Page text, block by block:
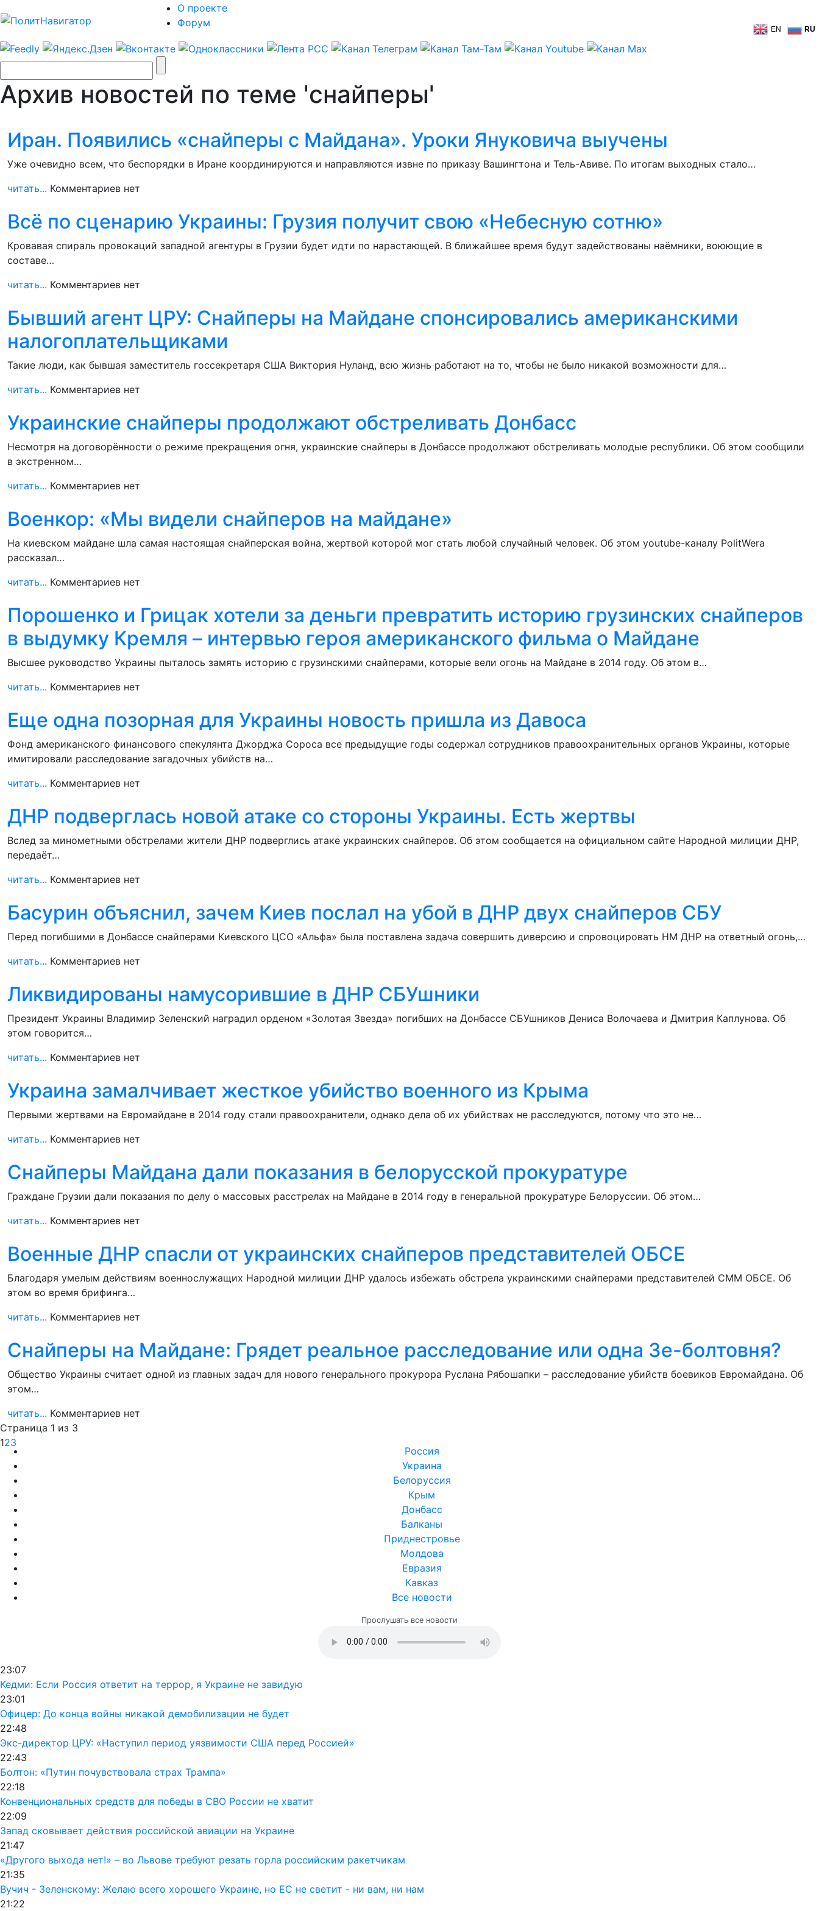
О проекте
Форум
EN RU
Архив новостей по теме 'снайперы'
Иран. Появились «снайперы с Майдана». Уроки Януковича выучены
Уже очевидно всем, что беспорядки в Иране координируются и направляются извне по приказу Вашингтона и Тель-Авиве. По итогам выходных стало…
читать... Комментариев нет
Всё по сценарию Украины: Грузия получит свою «Небесную сотню»
Кровавая спираль провокаций западной агентуры в Грузии будет идти по нарастающей. В ближайшее время будут задействованы наёмники, воюющие в
составе…
читать... Комментариев нет
Бывший агент ЦРУ: Снайперы на Майдане спонсировались американскими
налогоплательщиками
Такие люди, как бывшая заместитель госсекретаря США Виктория Нуланд, всю жизнь работают на то, чтобы не было никакой возможности для…
читать... Комментариев нет
Украинские снайперы продолжают обстреливать Донбасс
Несмотря на договорённости о режиме прекращения огня, украинские снайперы в Донбассе продолжают обстреливать молодые республики. Об этом сообщили
в экстренном…
читать... Комментариев нет
Военкор: «Мы видели снайперов на майдане»
На киевском майдане шла самая настоящая снайперская война, жертвой которой мог стать любой случайный человек. Об этом youtube-каналу PolitWera
рассказал…
читать... Комментариев нет
Порошенко и Грицак хотели за деньги превратить историю грузинских снайперов
в выдумку Кремля – интервью героя американского фильма о Майдане
Высшее руководство Украины пыталось замять историю с грузинскими снайперами, которые вели огонь на Майдане в 2014 году. Об этом в…
читать... Комментариев нет
Еще одна позорная для Украины новость пришла из Давоса
Фонд американского финансового спекулянта Джорджа Сороса все предыдущие годы содержал сотрудников правоохранительных органов Украины, которые
имитировали расследование загадочных убийств на…
читать... Комментариев нет
ДНР подверглась новой атаке со стороны Украины. Есть жертвы
Вслед за минометными обстрелами жители ДНР подверглись атаке украинских снайперов. Об этом сообщается на официальном сайте Народной милиции ДНР,
передаёт…
читать... Комментариев нет
Басурин объяснил, зачем Киев послал на убой в ДНР двух снайперов СБУ
Перед погибшими в Донбассе снайперами Киевского ЦСО «Альфа» была поставлена задача совершить диверсию и спровоцировать НМ ДНР на ответный огонь,…
читать... Комментариев нет
Ликвидированы намусорившие в ДНР СБУшники
Президент Украины Владимир Зеленский наградил орденом «Золотая Звезда» погибших на Донбассе СБУшников Дениса Волочаева и Дмитрия Каплунова. Об
этом говорится…
читать... Комментариев нет
Украина замалчивает жесткое убийство военного из Крыма
Первыми жертвами на Евромайдане в 2014 году стали правоохранители, однако дела об их убийствах не расследуются, потому что это не…
читать... Комментариев нет
Снайперы Майдана дали показания в белорусской прокуратуре
Граждане Грузии дали показания по делу о массовых расстрелах на Майдане в 2014 году в генеральной прокуратуре Белоруссии. Об этом…
читать... Комментариев нет
Военные ДНР спасли от украинских снайперов представителей ОБСЕ
Благодаря умелым действиям военнослужащих Народной милиции ДНР удалось избежать обстрела украинскими снайперами представителей СММ ОБСЕ. Об
этом во время брифинга…
читать... Комментариев нет
Снайперы на Майдане: Грядет реальное расследование или одна Зе-болтовня?
Общество Украины считает одной из главных задач для нового генерального прокурора Руслана Рябошапки – расследование убийств боевиков Евромайдана. Об
этом…
читать... Комментариев нет
Страница 1 из 3
123
Россия
Украина
Белоруссия
Крым
Донбасс
Балканы
Приднестровье
Молдова
Евразия
Кавказ
Все новости
Прослушать все новости
23:07
Кедми: Если Россия ответит на террор, я Украине не завидую
23:01
Офицер: До конца войны никакой демобилизации не будет
22:48
Экс-директор ЦРУ: «Наступил период уязвимости США перед Россией»
22:43
Болтон: «Путин почувствовала страх Трампа»
22:18
Конвенциональных средств для победы в СВО России не хватит
22:09
Запад сковывает действия российской авиации на Украине
21:47
«Другого выхода нет!» – во Львове требуют резать горла российским ракетчикам
21:35
Вучич - Зеленскому: Желаю всего хорошего Украине, но ЕС не светит - ни вам, ни нам
21:22